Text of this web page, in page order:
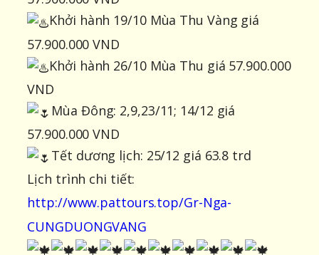
Khởi hành 19/10 Mùa Thu Vàng giá
57.900.000 VND
Khởi hành 26/10 Mùa Thu giá 57.900.000
VND
Mùa Đông: 2,9,23/11; 14/12 giá
57.900.000 VND
Tết dương lịch: 25/12 giá 63.8 trd
Lịch trình chi tiết:
http://www.pattours.top/Gr-Nga-
CUNGDUONGVANG